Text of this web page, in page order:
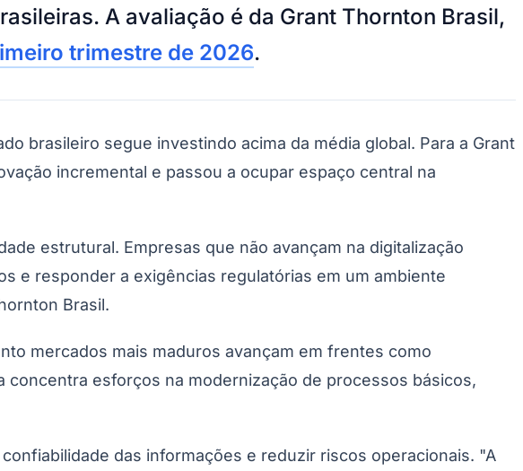
A avaliação é da Grant Thornton Brasil,
trimestre de 2026.
brasileiro segue investindo acima da média global. Para a Grant
incremental e passou a ocupar espaço central na
estrutural. Empresas que não avançam na digitalização
e responder a exigências regulatórias em um ambiente
Brasil.
mercados mais maduros avançam em frentes como
concentra esforços na modernização de processos básicos,
das informações e reduzir riscos operacionais. "A